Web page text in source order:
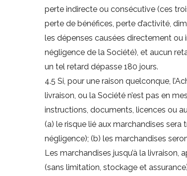
perte indirecte ou consécutive (ces
perte de bénéfices, perte d’activité,
les dépenses causées directement
négligence de la Société), et aucun
un tel retard dépasse 180 jours.
4.5 Si, pour une raison quelconque,
livraison, ou la Société n’est pas en
instructions, documents, licences ou
(a) le risque lié aux marchandises
négligence); (b) les marchandises
Les marchandises jusqu’à la
(sans limitation, stockage et